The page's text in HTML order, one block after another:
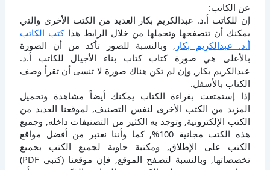
عن الكاتب:
إن للكاتب أ.د. عبدالكريم بكار العديد من الكتب الأخرى والتي
يمكنك أن تتصفحها وتحملها من خلال الرابط هذاكتب الكاتب
أ.د. عبدالكريم بكار , وبالنسبة للصور تأكد من أن الصورة
بالأعلى هي صورة كتاب كتاب بناء الأجيال للكاتب أ.د.
عبدالكريم بكار, وإن لم تكن هناك صورة لا تنسى أن تقرأ وصف
الكتاب بالأسفل.
إذا إستمتعت بقراءة الكتاب يمكنك أيضاً مشاهدة وتحميل
المزيد من الكتب الأخرى لنفس التصنيف, لموقعنا العديد من
الكتب الإلكترونية, وتوجد به الكثير من التصنيفات داخله, وجميع
هذه الكتب مجانية 100%, كما وأننا نعتبر من أفضل مواقع
الكتب على الإطلاق, ومكتبة حاوية لجميع الكتب بجميع
تخصصاتها, وبالنسبة لتصفح الموقع, فإن موقعنا (كتبي PDF)